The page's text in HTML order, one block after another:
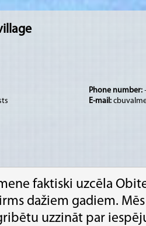
Phone number:
E-mail:
faktiski uzcēla
dažiem gadiem.
uzzināt par